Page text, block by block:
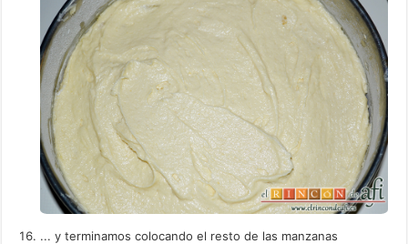
... y terminamos colocando el resto de las manzanas